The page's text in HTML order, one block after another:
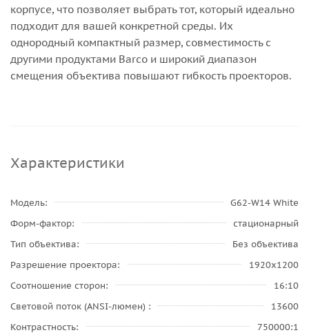
корпусе, что позволяет выбрать тот, который идеально
подходит для вашей конкретной среды. Их
однородный компактный размер, совместимость с
другими продуктами Barco и широкий диапазон
смещения объектива повышают гибкость проекторов.
Характеристики
Модель
G62-W14 White
Форм-фактор
стационарный
Тип объектива
Без объектива
Разрешение проектора
1920x1200
Соотношение сторон
16:10
Световой поток (ANSI-люмен)
13600
Контрастность
750000:1